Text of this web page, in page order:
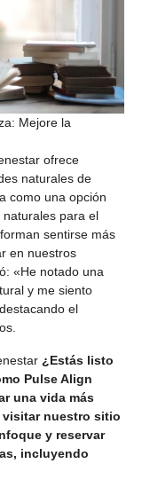
Mejore la
ofrece
naturales de
como una opción
para el
sentirse más
en nuestros
«He notado una
y me siento
el
¿Estás listo
Pulse Align
una vida más
visitar nuestro sitio
y reservar
incluyendo